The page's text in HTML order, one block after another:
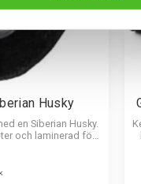
Husky
en Siberian Husky.
och laminerad för